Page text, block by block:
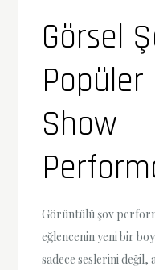
Görsel
Show
Görüntülü şov
eğlencenin yeni bir
sadece seslerini değil,